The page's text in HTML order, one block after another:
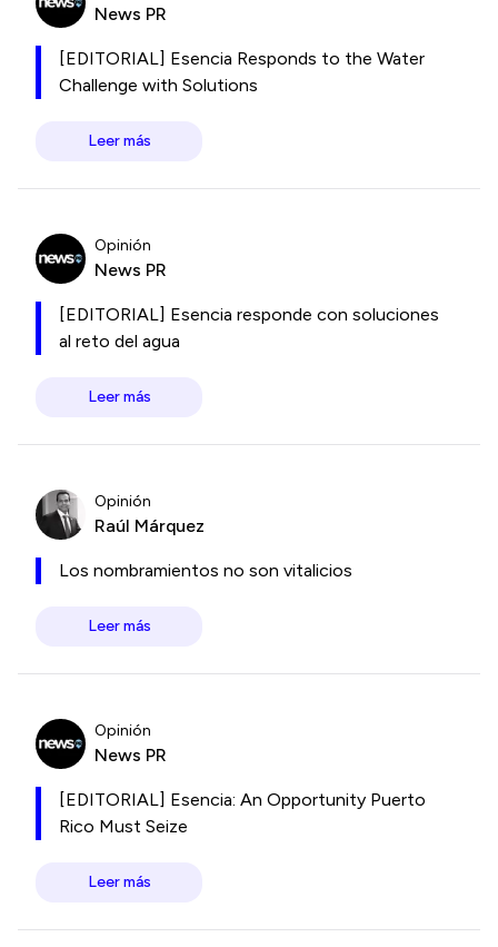
News PR
[EDITORIAL] Esencia Responds to the Water
Challenge with Solutions
Leer más
Opinión
News PR
[EDITORIAL] Esencia responde con soluciones
al reto del agua
Leer más
Opinión
Raúl Márquez
Los nombramientos no son vitalicios
Leer más
Opinión
News PR
[EDITORIAL] Esencia: An Opportunity Puerto
Rico Must Seize
Leer más